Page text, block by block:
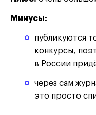
Минусы:
публикуются
конкурсы,
в России
через сам
это просто